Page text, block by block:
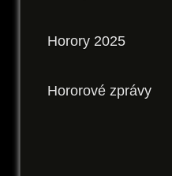
Horory 2025
Hororové zprávy